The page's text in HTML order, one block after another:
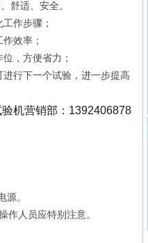
舒适、安全。
工作步骤；
作效率 ；
，方便省力；
行下一个试验，进一步提高
机营销部： 1392406878
源。
作人员应特别注意。